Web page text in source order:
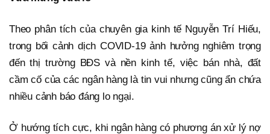
Theo phân tích của chuyên gia kinh tế Nguyễn Trí Hiếu,
trong bối cảnh dịch COVID-19 ảnh hưởng nghiêm trọng
đến thị trường BĐS và nền kinh tế, việc bán nhà, đất
cầm cố của các ngân hàng là tin vui nhưng cũng ẩn chứa
nhiều cảnh báo đáng lo ngại.
Ở hướng tích cực, khi ngân hàng có phương án xử lý nợ